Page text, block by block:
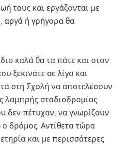
τους και εργάζονται με
αργά ή γρήγορα θα
καλά θα τα πάτε και στον
ξεκινάτε σε λίγο και
στη Σχολή να αποτελέσουν
λαμπρής σταδιοδρομίας.
δεν πέτυχαν, να γνωρίζουν
ο δρόμος. Αντίθετα τώρα
και με περισσότερες